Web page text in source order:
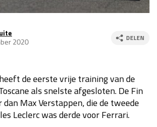
za 23:00 - 00:00
2026 30 okt - 01 nov
2026
za 19:00 - 20:00
zo 18:00 - 20:00
2020
DELEN
de eerste vrije training van de
als snelste afgesloten. De Fin
Max Verstappen, die de tweede
Leclerc was derde voor Ferrari.